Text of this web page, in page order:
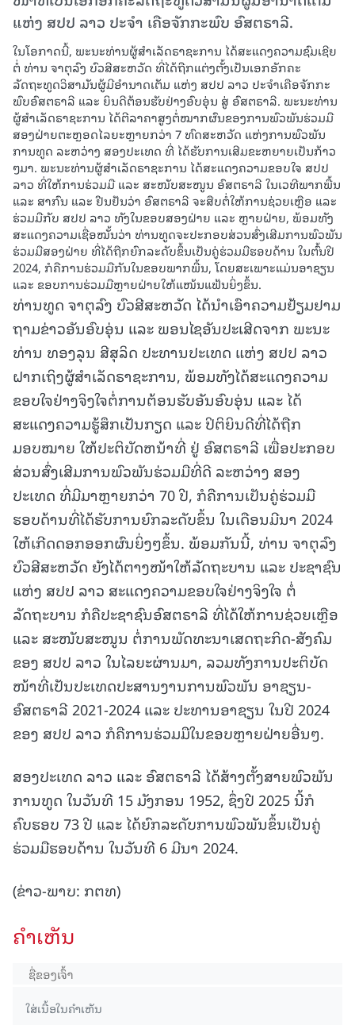
ແຫ່ງ ສປປ ລາວ ປະຈໍາ ເຄືອຈັກກະພົບ ອົສຕຣາລີ.
ໃນໂອກາດນີ້, ພະນະທ່ານຜູ້ສຳເລັດຣາຊະການ ໄດ້ສະແດງຄວາມຊົມເຊີຍ
ຕໍ່ ທ່ານ ຈາຕຸລົງ ບົວສີສະຫວັດ ທີ່ໄດ້ຖືກແຕ່ງຕັ້ງເປັນເອກອັກຄະ
ລັດຖະທູດວິສາມັນຜູ້ມີອຳນາດເຕັມ ແຫ່ງ ສປປ ລາວ ປະຈໍາເຄືອຈັກກະ
ພົບອົສຕຣາລີ ແລະ ຍິນດີຕ້ອນຮັບຢ່າງອົບອຸ່ນ ສູ່ ອົສຕຣາລີ. ພະນະທ່ານ
ຜູ້ສຳເລັດຣາຊະການ ໄດ້ຕີລາຄາສູງຕໍ່ໝາກຜົນຂອງການພົວພັນຮ່ວມມື
ສອງຝ່າຍຕະຫຼອດໄລຍະຫຼາຍກວ່າ 7 ທົດສະຫວັດ ແຫ່ງການພົວພັນ
ການທູດ ລະຫວ່າງ ສອງປະເທດ ທີ່ ໄດ້ຮັບການເສີມຂະຫຍາຍເປັນກ້າວ
ໆມາ. ພະນະທ່ານຜູ້ສຳເລັດຣາຊະການ ໄດ້ສະແດງຄວາມຂອບໃຈ ສປປ
ລາວ ທີ່ໃຫ້ການຮ່ວມມື ແລະ ສະໜັບສະໜູນ ອົສຕຣາລີ ໃນເວທີພາກພື້ນ
ແລະ ສາກົນ ແລະ ຢືນຢັນວ່າ ອົສຕຣາລີ ຈະສືບຕໍ່ໃຫ້ການຊ່ວຍເຫຼືອ ແລະ
ຮ່ວມມືກັບ ສປປ ລາວ ທັງໃນຂອບສອງຝ່າຍ ແລະ ຫຼາຍຝ່າຍ, ພ້ອມທັງ
ສະແດງຄວາມເຊື່ອໝັ້ນວ່າ ທ່ານທູດຈະປະກອບສ່ວນສົ່ງເສີມການພົວພັນ
ຮ່ວມມືສອງຝ່າຍ ທີ່ໄດ້ຖືກຍົກລະດັບຂຶ້ນເປັນຄູ່ຮ່ວມມືຮອບດ້ານ ໃນຕົ້ນປີ
2024, ກໍຄືການຮ່ວມມືກັນໃນຂອບພາກພື້ນ, ໂດຍສະເພາະແມ່ນອາຊຽນ
ແລະ ຂອບການຮ່ວມມືຫຼາຍຝ່າຍໃຫ້ແໜ້ນແຟ້ນຍິ່ງຂຶ້ນ.
ທ່ານທູດ ຈາຕຸລົງ ບົວສີສະຫວັດ ໄດ້ນໍາເອົາຄວາມຢ້ຽມຢາມ
ຖາມຂ່າວອັນອົບອຸ່ນ ແລະ ພອນໄຊອັນປະເສີດຈາກ ພະນະ
ທ່ານ ທອງລຸນ ສີສຸລິດ ປະທານປະເທດ ແຫ່ງ ສປປ ລາວ
ຝາກເຖິງຜູ້ສຳເລັດຣາຊະການ, ພ້ອມທັງໄດ້ສະແດງຄວາມ
ຂອບໃຈຢ່າງຈິງໃຈຕໍ່ການຕ້ອນຮັບອັນອົບອຸ່ນ ແລະ ໄດ້
ສະແດງຄວາມຮູ້ສຶກເປັນກຽດ ແລະ ປິຕິຍິນດີທີ່ໄດ້ຖືກ
ມອບໝາຍ ໃຫ້ປະຕິບັດຫນ້າທີ່ ຢູ່ ອົສຕຣາລີ ເພື່ອປະກອບ
ສ່ວນສົ່ງເສີມການພົວພັນຮ່ວມມືທີ່ດີ ລະຫວ່າງ ສອງ
ປະເທດ ທີ່ມີມາຫຼາຍກວ່າ 70 ປີ, ກໍຄືການເປັນຄູ່ຮ່ວມມື
ຮອບດ້ານທີ່ໄດ້ຮັບການຍົກລະດັບຂຶ້ນ ໃນເດືອນມີນາ 2024
ໃຫ້ເກີດດອກອອກຜົນຍິ່ງໆຂຶ້ນ. ພ້ອມກັນນີ້, ທ່ານ ຈາຕຸລົງ
ບົວສີສະຫວັດ ຍັງໄດ້ຕາງໜ້າໃຫ້ລັດຖະບານ ແລະ ປະຊາຊົນ
ແຫ່ງ ສປປ ລາວ ສະແດງຄວາມຂອບໃຈຢ່າງຈິງໃຈ ຕໍ່
ລັດຖະບານ ກໍຄືປະຊາຊົນອົສຕຣາລີ ທີ່ໄດ້ໃຫ້ການຊ່ວຍເຫຼືອ
ແລະ ສະໜັບສະໜູນ ຕໍ່ການພັດທະນາເສດຖະກິດ-ສັງຄົມ
ຂອງ ສປປ ລາວ ໃນໄລຍະຜ່ານມາ, ລວມທັງການປະຕິບັດ
ໜ້າທີ່ເປັນປະເທດປະສານງານການພົວພັນ ອາຊຽນ-
ອົສຕຣາລີ 2021-2024 ແລະ ປະທານອາຊຽນ ໃນປີ 2024
ຂອງ ສປປ ລາວ ກໍຄືການຮ່ວມມືໃນຂອບຫຼາຍຝ່າຍອື່ນໆ.
ສອງປະເທດ ລາວ ແລະ ອົສຕຣາລີ ໄດ້ສ້າງຕັ້ງສາຍພົວພັນ
ການທູດ ໃນວັນທີ 15 ມັງກອນ 1952, ຊຶ່ງປີ 2025 ນີ້ກໍ
ຄົບຮອບ 73 ປີ ແລະ ໄດ້ຍົກລະດັບການພົວພັນຂຶ້ນເປັນຄູ່
ຮ່ວມມືຮອບດ້ານ ໃນວັນທີ 6 ມີນາ 2024.
(ຂ່າວ-ພາບ: ກຕທ)
ຄໍາເຫັນ